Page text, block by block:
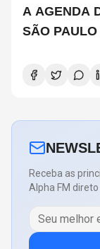
A AGENDA
SÃO PAULO
Receba as
Alpha FM